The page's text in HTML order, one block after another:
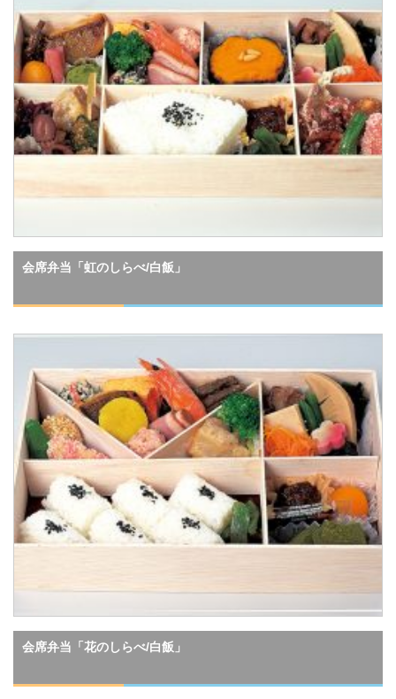
会席弁当「虹のしらべ/白飯」
会席弁当「花のしらべ/白飯」